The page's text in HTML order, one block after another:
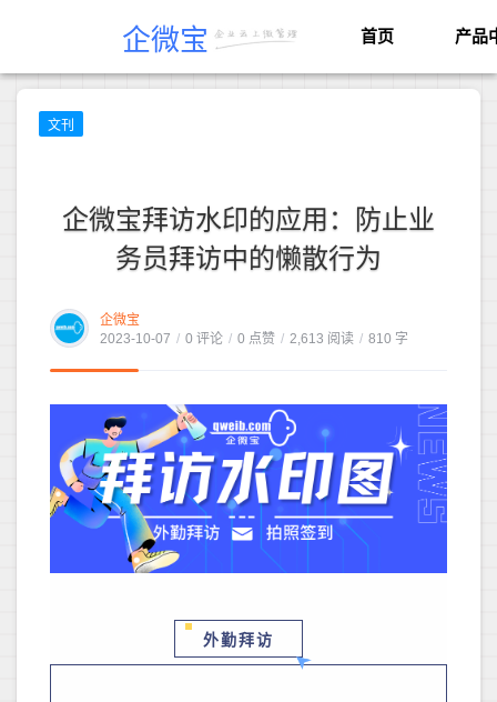
企微宝 首页 产品
文刊
企微宝拜访水印的应用：防止业
务员拜访中的懒散行为
企微宝
2023-10-07 / 0 评论 / 0 点赞 / 2,613 阅读 / 810 字
外勤拜访